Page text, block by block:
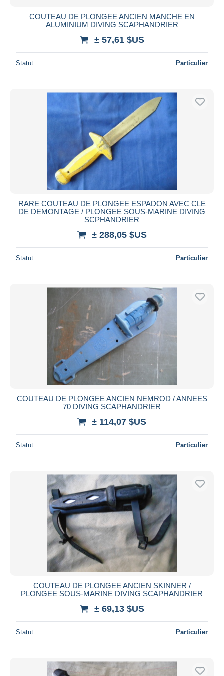
COUTEAU DE PLONGEE ANCIEN MANCHE EN
ALUMINIUM DIVING SCAPHANDRIER
± 57,61 $US
Statut Particulier
RARE COUTEAU DE PLONGEE ESPADON AVEC CLE
DE DEMONTAGE / PLONGEE SOUS-MARINE DIVING
SCPHANDRIER
± 288,05 $US
Statut Particulier
COUTEAU DE PLONGEE ANCIEN NEMROD / ANNEES
70 DIVING SCAPHANDRIER
± 114,07 $US
Statut Particulier
COUTEAU DE PLONGEE ANCIEN SKINNER /
PLONGEE SOUS-MARINE DIVING SCAPHANDRIER
± 69,13 $US
Statut Particulier